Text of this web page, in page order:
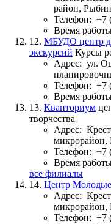
район,
Телефон: +7
Время
12. МБУДО центр
экскурсий Курсы
Адрес: ул.
Телефон: +7
Время
13. Кванториум
творчества
Адрес:
микрорайон,
Телефон: +7
Время
все филиалы
14. Центр
Адрес:
микрорайон,
Телефон: +7